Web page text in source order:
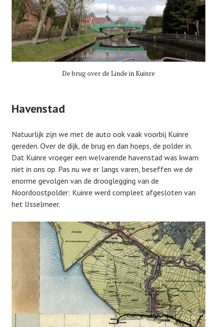
De brug over de Linde in Kuinre
Havenstad
Natuurlijk zijn we met de auto ook vaak voorbij Kuinre
gereden. Over de dijk, de brug en dan hoeps, de polder in.
Dat Kuinre vroeger een welvarende havenstad was kwam
niet in ons op. Pas nu we er langs varen, beseffen we de
enorme gevolgen van de drooglegging van de
Noordoostpolder: Kuinre werd compleet afgesloten van
het IJsselmeer.